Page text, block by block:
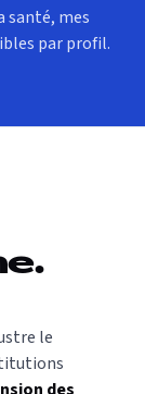
santé, mes
par profil.
le